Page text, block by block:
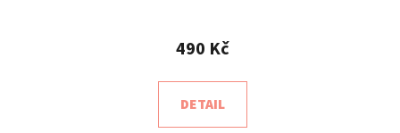
490 Kč
DETAIL